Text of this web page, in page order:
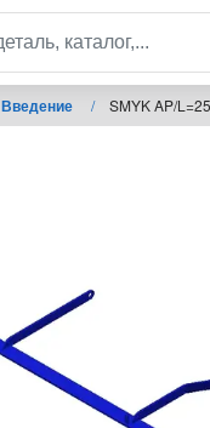
Введение / SMYK AP/